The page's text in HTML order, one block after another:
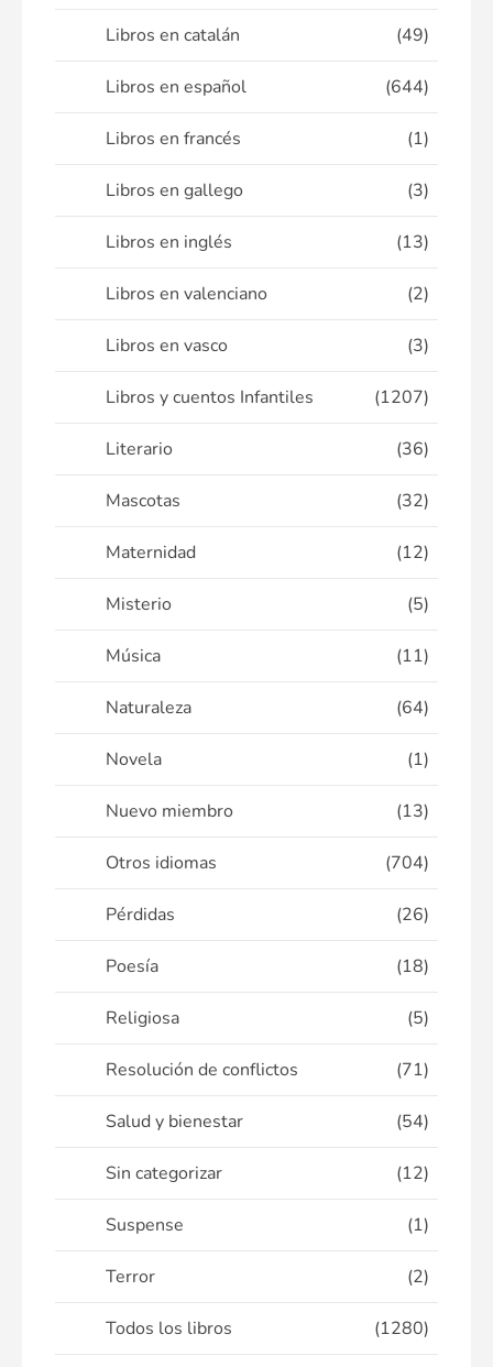
Libros en catalán (49)
Libros en español (644)
Libros en francés (1)
Libros en gallego (3)
Libros en inglés (13)
Libros en valenciano (2)
Libros en vasco (3)
Libros y cuentos Infantiles (1207)
Literario (36)
Mascotas (32)
Maternidad (12)
Misterio (5)
Música (11)
Naturaleza (64)
Novela (1)
Nuevo miembro (13)
Otros idiomas (704)
Pérdidas (26)
Poesía (18)
Religiosa (5)
Resolución de conflictos (71)
Salud y bienestar (54)
Sin categorizar (12)
Suspense (1)
Terror (2)
Todos los libros (1280)